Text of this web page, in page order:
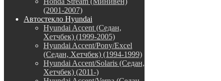
(2001-2007)
Автостекло Hyundai
Hyundai Accent (Седан,
Хетчбек) (1999-2005)
Hyundai Accent/Pony/Excel
(Седан, Хетчбек) (1994-1999)
Hyundai Accent/Solaris (Седан,
Хетчбек) (2011-)